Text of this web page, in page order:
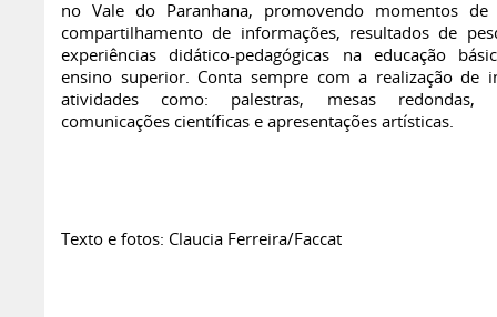
no Vale do Paranhana, promovendo momentos de
compartilhamento de informações, resultados de
experiências didático-pedagógicas na educação
ensino superior. Conta sempre com a realização de
atividades como: palestras, mesas redondas,
comunicações científicas e apresentações artísticas.
Texto e fotos: Claucia Ferreira/Faccat